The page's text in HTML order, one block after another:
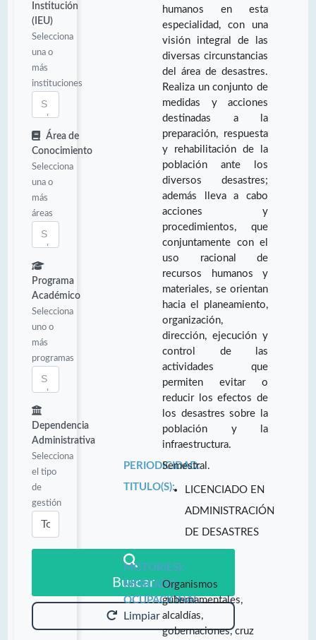
Institución
(IEU)
Selecciona
una o
más
instituciones
Área de
Conocimiento
Selecciona
una o
más
áreas
Programa
Académico
Selecciona
uno o
más
programas
Dependencia
Administrativa
Selecciona
el tipo
de
gestión
Buscar
Limpiar
humanos en esta
especialidad, con una
visión integral de las
diversas circunstancias
del área de desastres.
Realiza un conjunto de
medidas y acciones
destinadas a la
preparación, respuesta
y rehabilitación de la
población ante los
diversos desastres;
además lleva a cabo
acciones y
procedimientos, que
conjuntamente con el
uso racional de
recursos humanos y
materiales, se orientan
hacia el planeamiento,
organización,
dirección, ejecución y
control de las
actividades que
permiten evitar o
reducir los efectos de
los desastres sobre la
población y la
infraestructura.
PERIODICIDAD:
Semestral.
TITULO(S):
LICENCIADO EN
ADMINISTRACIÓN
DE DESASTRES
MOTOR(ES):
MERCADO
OCUPACIONAL:
Organismos
gubernamentales,
alcaldías,
gobernaciones, cruz